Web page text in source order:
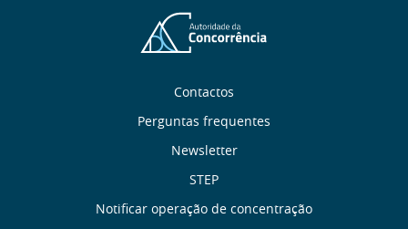
Contactos
Perguntas frequentes
Newsletter
STEP
Notificar operação de concentração